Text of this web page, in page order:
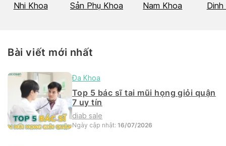
Nhi Khoa Sản Phụ Khoa Nam Khoa
Bài viết mới nhất
Đa Khoa
Top 5 bác sĩ tai mũi họng giỏi quận
7 uy tín
diab sale
Ngày cập nhật: 16/07/2026